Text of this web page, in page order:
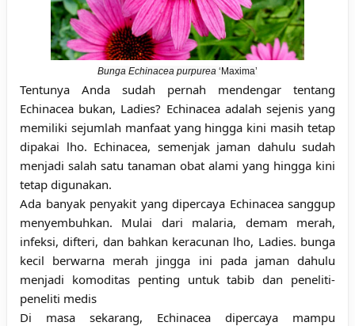
Bunga Echinacea purpurea ‘Maxima’
Tentunya Anda sudah pernah mendengar tentang
Echinacea bukan, Ladies? Echinacea adalah sejenis yang
memiliki sejumlah manfaat yang hingga kini masih tetap
dipakai lho. Echinacea, semenjak jaman dahulu sudah
menjadi salah satu tanaman obat alami yang hingga kini
tetap digunakan.
Ada banyak penyakit yang dipercaya Echinacea sanggup
menyembuhkan. Mulai dari malaria, demam merah,
infeksi, difteri, dan bahkan keracunan lho, Ladies. bunga
kecil berwarna merah jingga ini pada jaman dahulu
menjadi komoditas penting untuk tabib dan peneliti-
peneliti medis
Di masa sekarang, Echinacea dipercaya mampu